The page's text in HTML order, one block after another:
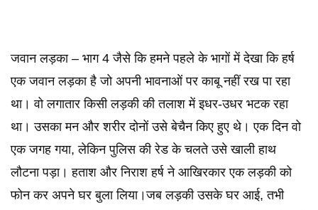
जवान लड़का – भाग 4 जैसे कि हमने पहले के भागों में देखा कि हर्ष
एक जवान लड़का है जो अपनी भावनाओं पर काबू नहीं रख पा रहा
था। वो लगातार किसी लड़की की तलाश में इधर-उधर भटक रहा
था। उसका मन और शरीर दोनों उसे बेचैन किए हुए थे। एक दिन वो
एक जगह गया, लेकिन पुलिस की रेड के चलते उसे खाली हाथ
लौटना पड़ा। हताश और निराश हर्ष ने आखिरकार एक लड़की को
फोन कर अपने घर बुला लिया।जब लड़की उसके घर आई, तभी